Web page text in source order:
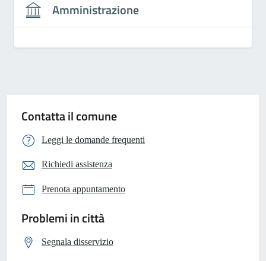
Amministrazione
Contatta il comune
Leggi le domande frequenti
Richiedi assistenza
Prenota appuntamento
Problemi in città
Segnala disservizio